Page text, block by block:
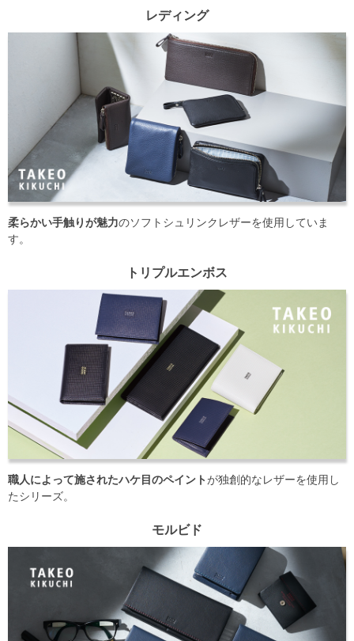
レディング
柔らかい手触りが魅力のソフトシュリンクレザーを使用していま
す。
トリプルエンボス
職人によって施されたハケ目のペイントが独創的なレザーを使用し
たシリーズ。
モルビド